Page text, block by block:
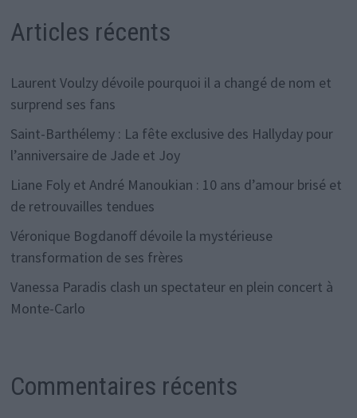
Articles récents
Laurent Voulzy dévoile pourquoi il a changé de nom et
surprend ses fans
Saint-Barthélemy : La fête exclusive des Hallyday pour
l’anniversaire de Jade et Joy
Liane Foly et André Manoukian : 10 ans d’amour brisé et
de retrouvailles tendues
Véronique Bogdanoff dévoile la mystérieuse
transformation de ses frères
Vanessa Paradis clash un spectateur en plein concert à
Monte-Carlo
Commentaires récents